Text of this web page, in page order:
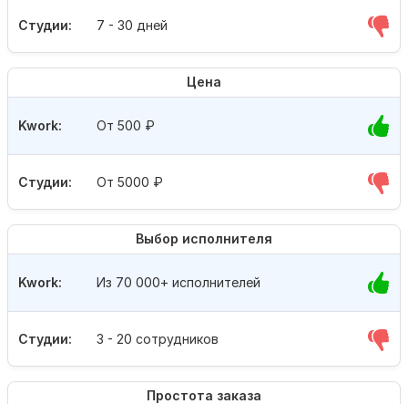
Студии: 7 - 30 дней
Цена
Студии: От 5000 ₽
Kwork: От 500 ₽
Выбор исполнителя
Студии: 3 - 20 сотрудников
Kwork: Из 70 000+ исполнителей
Простота заказа